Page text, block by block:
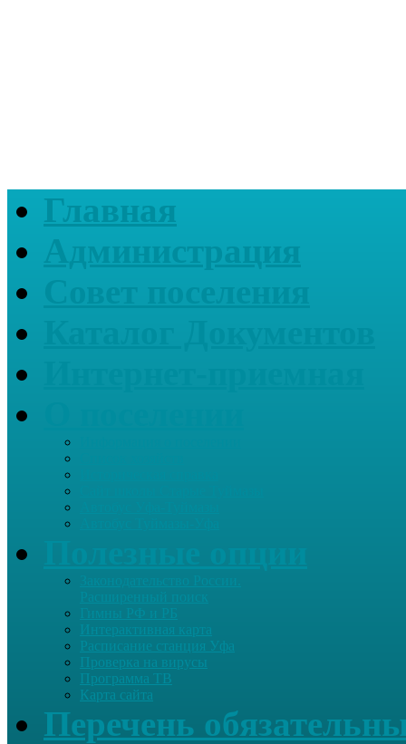
Главная
Администрация
Гимны РФ и РБ
Интерактивная карта
Расписание станция Уфа
Проверка на вирусы
Программа ТВ
Карта сайта
Перечень